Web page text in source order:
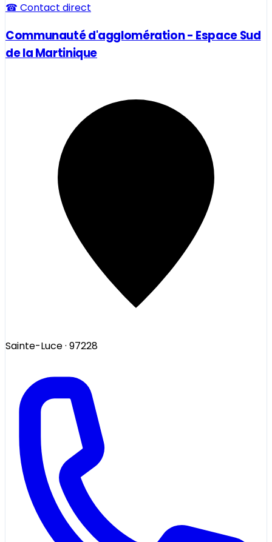
☎ Contact direct
Communauté d'agglomération - Espace Sud
de la Martinique
Sainte-Luce· 97228